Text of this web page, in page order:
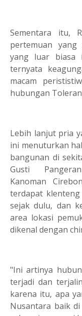
Sementara itu,
pertemuan yang
yang luar biasa
ternyata
macam
hubungan
Lebih lanjut pria
ini menuturkan
bangunan di
Gusti
Kanoman
terdapat
sejak dulu, dan
area lokasi
dikenal dengan
"Ini artinya
terjadi dan
karena itu, apa
Nusantara baik